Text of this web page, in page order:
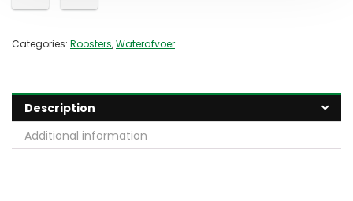
Categories: Roosters,Waterafvoer
Description
Additional information